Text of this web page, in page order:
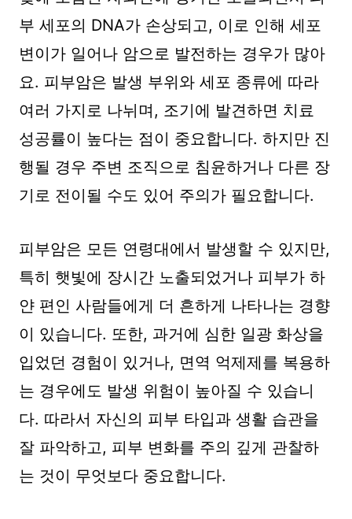
부 세포의 DNA가 손상되고, 이로 인해 세포
변이가 일어나 암으로 발전하는 경우가 많아
요. 피부암은 발생 부위와 세포 종류에 따라
여러 가지로 나뉘며, 조기에 발견하면 치료
성공률이 높다는 점이 중요합니다. 하지만 진
행될 경우 주변 조직으로 침윤하거나 다른 장
기로 전이될 수도 있어 주의가 필요합니다.
피부암은 모든 연령대에서 발생할 수 있지만,
특히 햇빛에 장시간 노출되었거나 피부가 하
얀 편인 사람들에게 더 흔하게 나타나는 경향
이 있습니다. 또한, 과거에 심한 일광 화상을
입었던 경험이 있거나, 면역 억제제를 복용하
는 경우에도 발생 위험이 높아질 수 있습니
다. 따라서 자신의 피부 타입과 생활 습관을
잘 파악하고, 피부 변화를 주의 깊게 관찰하
는 것이 무엇보다 중요합니다.